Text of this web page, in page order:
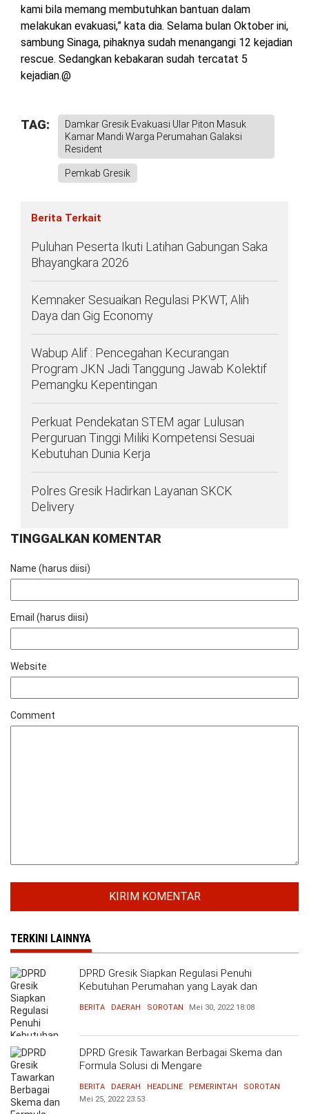
kami bila memang membutuhkan bantuan dalam
melakukan evakuasi,” kata dia. Selama bulan Oktober ini,
sambung Sinaga, pihaknya sudah menangangi 12 kejadian
rescue. Sedangkan kebakaran sudah tercatat 5
kejadian.@
TAG:
Damkar Gresik Evakuasi Ular Piton Masuk
Kamar Mandi Warga Perumahan Galaksi
Resident
Pemkab Gresik
Berita Terkait
Puluhan Peserta Ikuti Latihan Gabungan Saka
Bhayangkara 2026
Kemnaker Sesuaikan Regulasi PKWT, Alih
Daya dan Gig Economy
Wabup Alif : Pencegahan Kecurangan
Program JKN Jadi Tanggung Jawab Kolektif
Pemangku Kepentingan
Perkuat Pendekatan STEM agar Lulusan
Perguruan Tinggi Miliki Kompetensi Sesuai
Kebutuhan Dunia Kerja
Polres Gresik Hadirkan Layanan SKCK
Delivery
TINGGALKAN KOMENTAR
Name (harus diisi)
Email (harus diisi)
Website
Comment
TERKINI LAINNYA
DPRD Gresik Siapkan Regulasi Penuhi
Kebutuhan Perumahan yang Layak dan
BERITA DAERAH SOROTAN Mei 30, 2022 18:08
DPRD Gresik Tawarkan Berbagai Skema dan
Formula Solusi di Mengare
BERITA DAERAH HEADLINE PEMERINTAH
SOROTAN
Mei 25, 2022 23:53